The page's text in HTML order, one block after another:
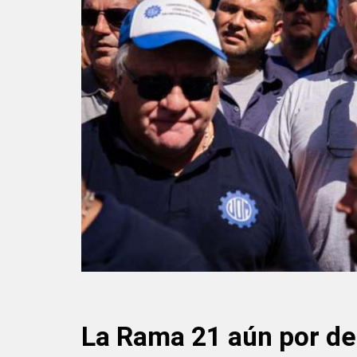
La Rama 21 aún por